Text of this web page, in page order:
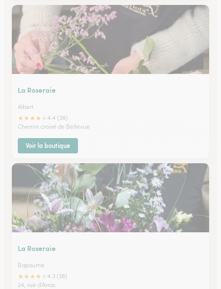
La Roseraie
Albert
★★★★
4.4 (38)
Chemin croisé de Bellevue
Voir la boutique
La Roseraie
Bapaume
★★★★
4.3 (38)
24, rue d'Arras